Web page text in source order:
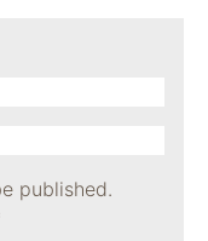
published.